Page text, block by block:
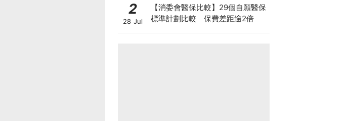
2
28 Jul
【消委會醫保比較】29個自願醫保
標準計劃比較 保費差距逾2倍